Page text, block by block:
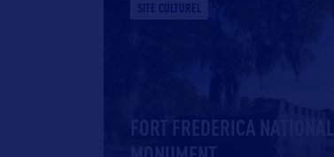
SITE CULTUREL
FORT FREDERICA NATIONAL